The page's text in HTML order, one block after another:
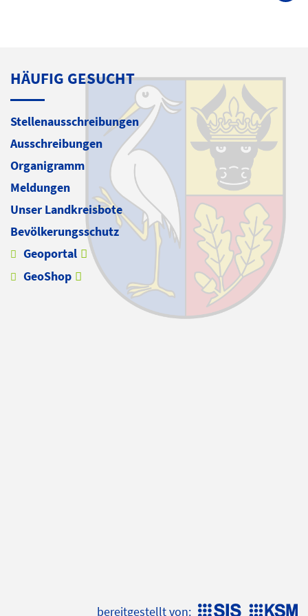
HÄUFIG GESUCHT
Stellenausschreibungen
Ausschreibungen
Organigramm
Meldungen
Unser Landkreisbote
Bevölkerungsschutz
Geoportal
GeoShop
bereitgestellt von: